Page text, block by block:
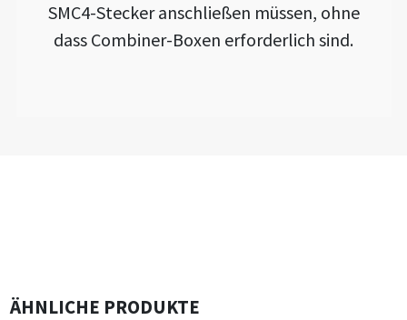
SMC4-Stecker anschließen müssen, ohne
dass Combiner-Boxen erforderlich sind.
ÄHNLICHE PRODUKTE